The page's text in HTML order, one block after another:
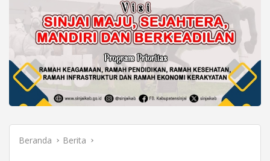
Beranda Berita